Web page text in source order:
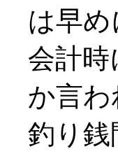
は早め
会計
か言
釣り銭